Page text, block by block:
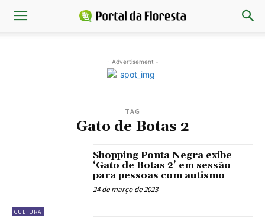
- Advertisement -
TAG
Gato de Botas 2
CULTURA
Shopping Ponta Negra exibe
‘Gato de Botas 2’ em sessão
para pessoas com autismo
24 de março de 2023